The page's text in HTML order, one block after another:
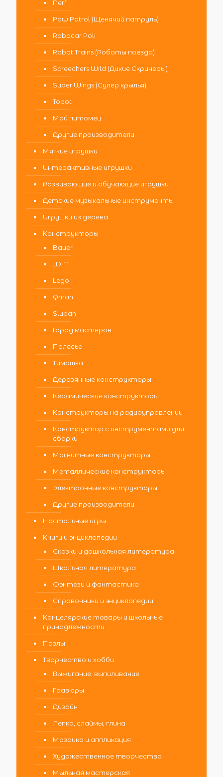
Nerf
Paw Patrol (Щенячий патруль)
Robocar Poli
Robot Trains (Роботы поезда)
Screechers Wild (Дикие Скричеры)
Super Wings (Супер крылья)
Tobot
Мой питомец
Другие производители
Мягкие игрушки
Интерактивные игрушки
Развивающие и обучающие игрушки
Детские музыкальные инструменты
Игрушки из дерева
Конструкторы
Bauer
JDLT
Lego
Qman
Sluban
Город мастеров
Полесье
Тимошка
Деревянные конструкторы
Керамические конструкторы
Конструкторы на радиоуправлении
Конструктор с инструментами для
сборки
Магнитные конструкторы
Металлические конструкторы
Электронные конструкторы
Другие производители
Настольные игры
Книги и энциклопедии
Сказки и дошкольная литература
Школьная литература
Фэнтези и фантастика
Справочники и энциклопедии
Канцелярские товары и школьные
принадлежности
Пазлы
Творчество и хобби
Выжигание, выпиливание
Гравюры
Дизайн
Лепка, слаймы, глина
Мозаика и аппликация
Художественное творчество
Мыльная мастерская